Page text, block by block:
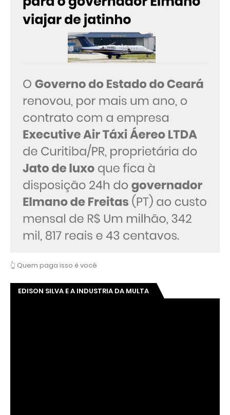
👆 Quem paga isso é você
EDISON SILVA E A INDUSTRIA DA MULTA